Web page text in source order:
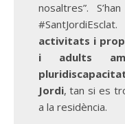
nosaltres”.
activitats i
i adults
Jordi, tan si es
a la residència.